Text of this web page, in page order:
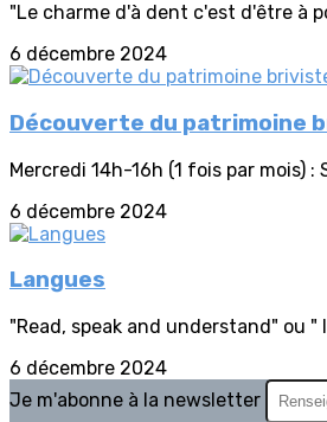
"Le charme d'à dent c'est d'être à
6 décembre 2024
Découverte du patrimoine
Mercredi 14h-16h (1 fois par mois)
6 décembre 2024
Langues
"Read, speak and understand" ou "
6 décembre 2024
Je m'abonne à la newsletter